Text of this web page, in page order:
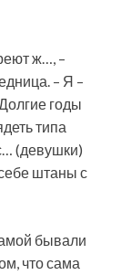
ж…, –
– Я –
годы
типа
(девушки)
штаны с
бывали
что сама